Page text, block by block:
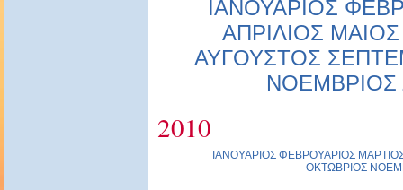
ΙΑΝΟΥΑΡΙΟΣ
ΑΠΡΙΛΙΟΣ ΜΑΙΟΣ
ΑΥΓΟΥΣΤΟΣ
ΝΟΕΜΒΡΙΟΣ
2010
ΙΑΝΟΥΑΡΙΟΣ ΦΕΒΡΟΥΑΡΙΟΣ
ΟΚΤΩΒΡΙΟΣ